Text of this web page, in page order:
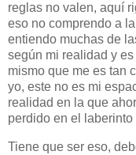
reglas no valen, aquí
eso no comprendo a
entiendo muchas de
según mi realidad y
mismo que me es tan
yo, este no es mi
realidad en la que
perdido en el laberinto
Tiene que ser eso,